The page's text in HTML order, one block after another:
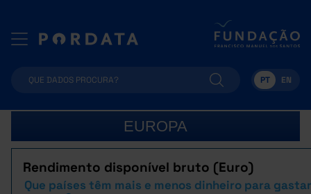
PT EN
EUROPA
Rendimento disponível bruto (Euro)
Que países têm mais e menos dinheiro para